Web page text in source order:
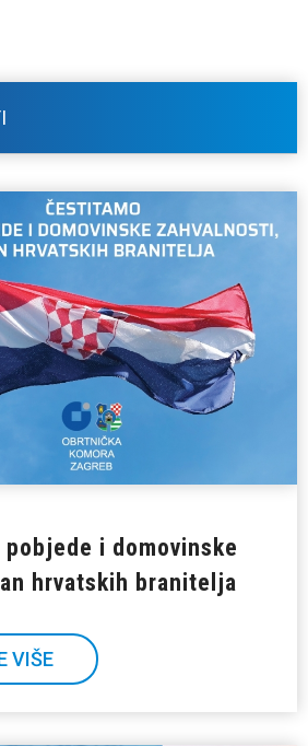
pobjede i domovinske
hrvatskih branitelja
VIŠE